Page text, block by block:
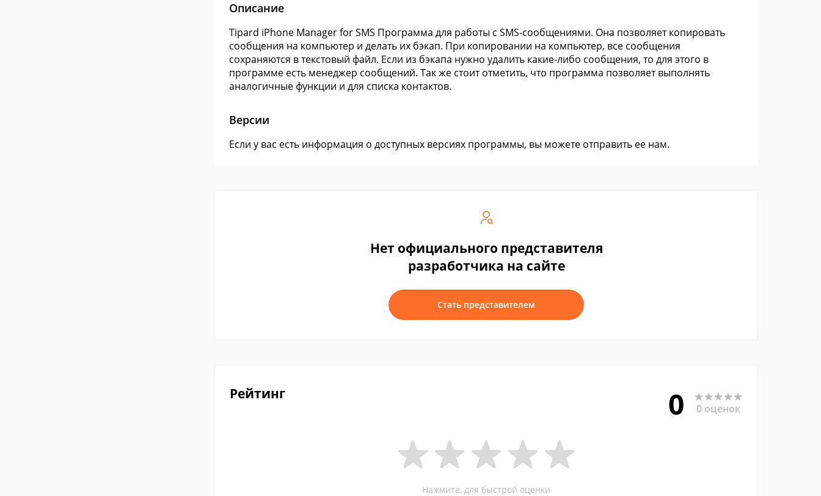
Описание
Tipard iPhone Manager for SMS Программа для работы с SMS-сообщениями. Она позволяет копировать
сообщения на компьютер и делать их бэкап. При копировании на компьютер, все сообщения
сохраняются в текстовый файл. Если из бэкапа нужно удалить какие-либо сообщения, то для этого в
программе есть менеджер сообщений. Так же стоит отметить, что программа позволяет выполнять
аналогичные функции и для списка контактов.
Версии
Если у вас есть информация о доступных версиях программы, вы можете отправить ее нам.
Нет официального представителя
разработчика на сайте
Стать представителем
Рейтинг 0 0 оценок
Нажмите, для быстрой оценки